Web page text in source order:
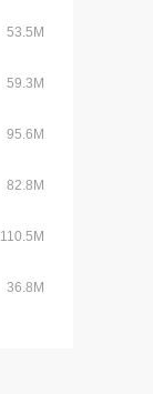
53.5M
59.3M
95.6M
82.8M
110.5M
36.8M